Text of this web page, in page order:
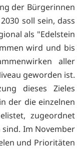
der Bürgerinnen
soll sein, dass
als "Edelstein
wird und bis
aller
geworden ist.
dieses Zieles
der die einzelnen
zugeordnet
Im November
und Prioritäten